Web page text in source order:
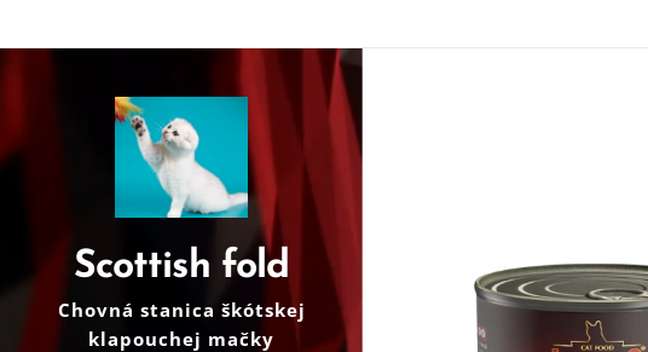
Scottish fold
Chovná stanica škótskej
klapouchej mačky